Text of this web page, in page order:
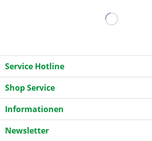
Service Hotline
Shop Service
Informationen
Newsletter